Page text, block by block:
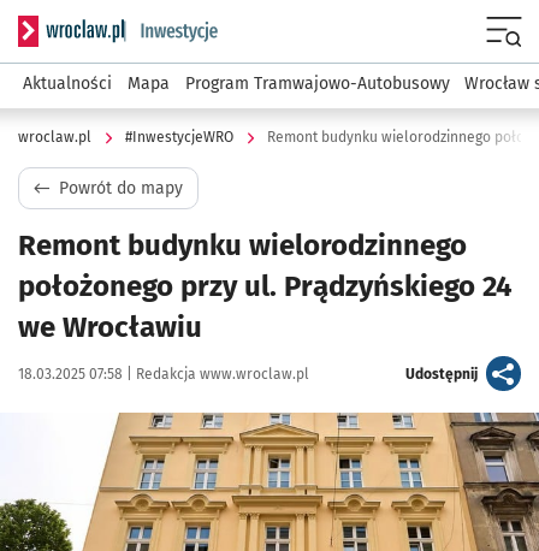
Serwis informacyjny wroclaw.pl podserwis:
Aktualności Mapa Program Tramwajowo-Autobusowy Wrocław
wroclaw.pl #InwestycjeWRO
Powrót do mapy
Remont budynku wielorodzinnego
położonego przy ul. Prądzyńskiego 24
we Wrocławiu
Data publikacji:
18.03.2025 07:58 | Autor:
Redakcja www.wroclaw.pl Udostępnijartykuł
Kliknij, aby powiększyć